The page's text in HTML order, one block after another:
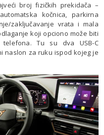
broj fizičkih prekidača –
kočnica, parkirna
zaključavanje vrata i mala
koji opciono može biti
telefona. Tu su dva USB-C
naslon za ruku ispod kojeg je